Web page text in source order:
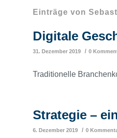
Einträge von
Digitale
31. Dezember 2019 / 0
Traditionelle
Strategie –
6. Dezember 2019 / 0